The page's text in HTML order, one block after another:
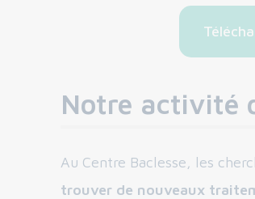
Notre activité
Au Centre Baclesse, les
trouver de nouveaux